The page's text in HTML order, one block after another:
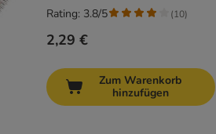
2,29 €
Rating: 3.8/5 (10)
Zum Warenkorb
hinzufügen